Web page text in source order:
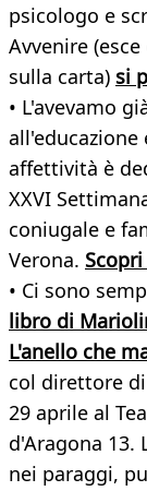
psicologo e
Avvenire
sulla carta) si
• L'avevamo
affettività è
XXVI
coniugale e
Verona.
• Ci sono
libro di
L'anello che
col direttore
29 aprile al
d'Aragona 13.
nei paraggi,